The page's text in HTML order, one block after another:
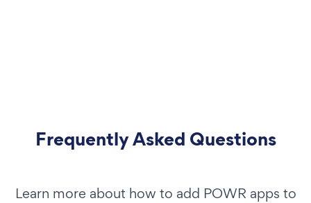
Frequently Asked Questions
Learn more about how to add POWR apps to